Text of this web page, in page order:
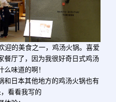
迎的美食之一，鸡汤火锅。喜爱
餐厅了，因为我很好奇日式鸡汤
么味道的啊！
和日本其他地方的鸡汤火锅也有
看看我写的